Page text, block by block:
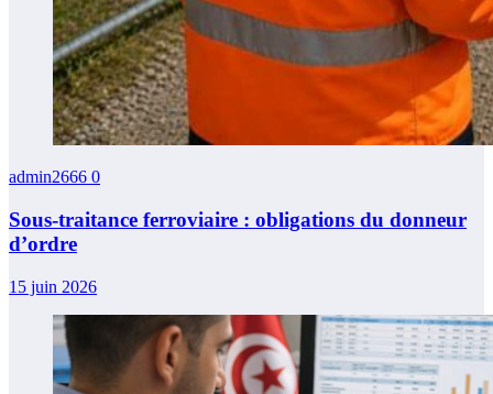
admin2666 0
Sous-traitance ferroviaire : obligations du donneur
d’ordre
15 juin 2026